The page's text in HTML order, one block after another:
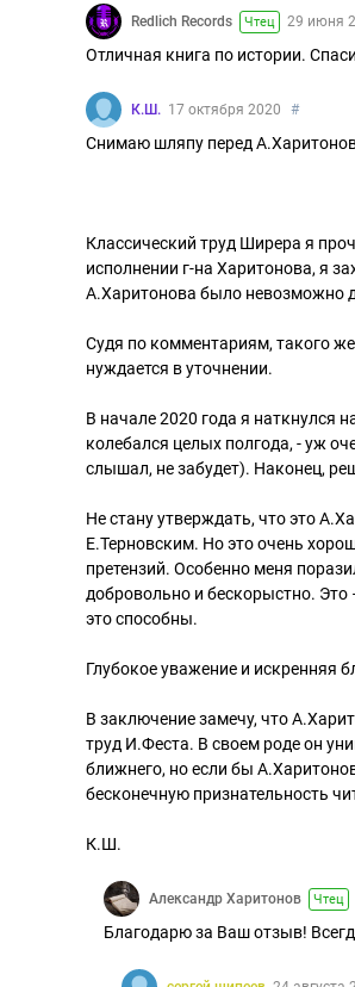
Redlich Records Чтец 29 июня
Отличная книга по истории.
К.Ш. 17 октября 2020 #
Снимаю шляпу перед
Классический труд Ширера я
исполнении г-на Харитонова, я
А.Харитонова было невозможно
Судя по комментариям, такого
нуждается в уточнении.
В начале 2020 года я наткнулся
колебался целых полгода, - уж
слышал, не забудет). Наконец,
Не стану утверждать, что это
Е.Терновским. Но это очень
претензий. Особенно меня
добровольно и бескорыстно. Это
это способны.
Глубокое уважение и искренняя
В заключение замечу, что
труд И.Феста. В своем роде он
ближнего, но если бы
бесконечную признательность
К.Ш.
Александр Харитонов Чтец
Благодарю за Ваш отзыв!